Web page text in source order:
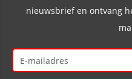
nieuwsbrief en ontvang